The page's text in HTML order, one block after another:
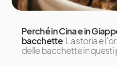
Perché in Cina e in
bacchette La storia e
delle bacchette in questi